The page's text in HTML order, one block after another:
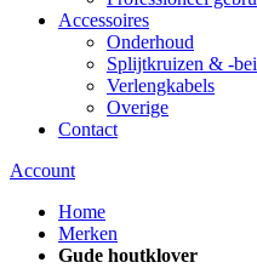
Accessoires
Onderhoud
Splijtkruizen & -
Verlengkabels
Overige
Contact
Account
Home
Merken
Gude houtklover